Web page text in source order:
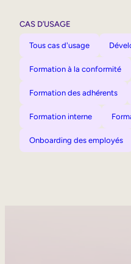
CAS D’USAGE
Tous cas d'usage
Formation à la conformité
Formation des adhérents
Formation interne
Onboarding des employés